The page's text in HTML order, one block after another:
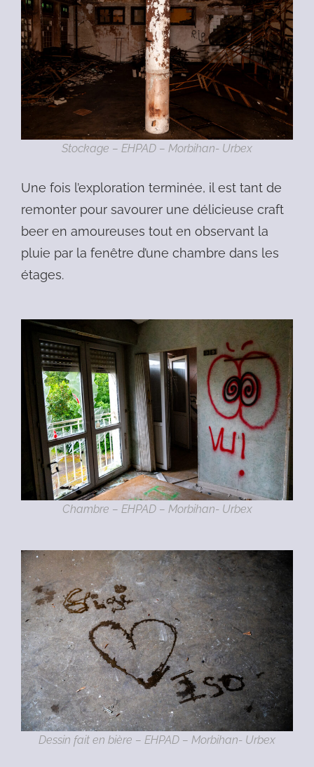
Stockage – EHPAD – Morbihan- Urbex
Une fois l’exploration terminée, il est tant de
remonter pour savourer une délicieuse craft
beer en amoureuses tout en observant la
pluie par la fenêtre d’une chambre dans les
étages.
Chambre – EHPAD – Morbihan- Urbex
Dessin fait en bière – EHPAD – Morbihan- Urbex